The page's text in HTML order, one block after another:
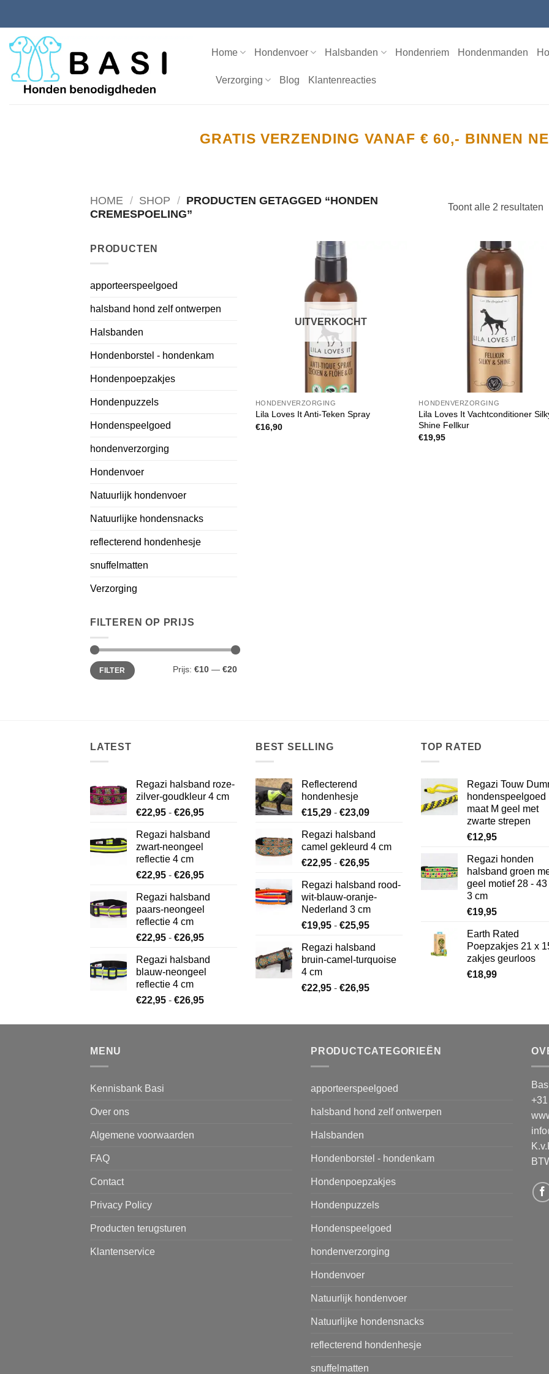
inhoud
Home
Hondenvoer Halsbanden Hondenriem Hondenmanden
Verzorging Blog Klantenreacties
GRATIS VERZENDING VANAF € 60,- BINNEN
HOME / SHOP / PRODUCTEN GETAGGED “HONDEN
CREMESPOELING”
Toont alle 2 resultaten
PRODUCTEN
apporteerspeelgoed
halsband hond zelf ontwerpen
Halsbanden
Hondenborstel - hondenkam
Hondenpoepzakjes
Hondenpuzzels
Hondenspeelgoed
hondenverzorging
Hondenvoer
Natuurlijk hondenvoer
Natuurlijke hondensnacks
reflecterend hondenhesje
snuffelmatten
Verzorging
FILTEREN OP PRIJS
Min.
prijs
Max.
prijsFILTER Prijs: €10 — €20
UITVERKOCHT
HONDENVERZORGING
Lila Loves It Anti-Teken Spray
€16,90
HONDENVERZORGING
Lila Loves It Vachtconditioner
Shine Fellkur
€19,95
LATEST
Regazi halsband roze-
zilver-goudkleur 4 cm
€22,95 - €26,95Prijsklasse:
tot
Regazi halsband
zwart-neongeel
reflectie 4 cm
€22,95 - €26,95Prijsklasse:
tot
€26,95
Regazi halsband
paars-neongeel
reflectie 4 cm
€22,95 - €26,95Prijsklasse:
tot
€26,95
Regazi halsband
blauw-neongeel
reflectie 4 cm
€22,95 - €26,95Prijsklasse:
tot
BEST SELLING
Reflecterend
hondenhesje
€15,29 - €23,09Prijsklasse:
tot
€23,09
Regazi halsband
camel gekleurd 4 cm
€22,95 - €26,95Prijsklasse:
tot
€26,95
Regazi halsband rood-
wit-blauw-oranje-
Nederland 3 cm
€19,95 - €25,95Prijsklasse:
tot
€25,95
Regazi halsband
bruin-camel-turquoise
4 cm
€22,95 - €26,95Prijsklasse:
€26,95
TOP RATED
Regazi Touw
hondenspeelgoed
maat M geel met
zwarte strepen
€12,95
Regazi honden
halsband groen
geel motief 28 - 43
3 cm
€19,95
Earth Rated
Poepzakjes 21 x
zakjes geurloos
€18,99
MENU
Kennisbank Basi
Over ons
Algemene voorwaarden
FAQ
Contact
Privacy Policy
Producten terugsturen
Klantenservice
PRODUCTCATEGORIEËN
apporteerspeelgoed
halsband hond zelf ontwerpen
Halsbanden
Hondenborstel - hondenkam
Hondenpoepzakjes
Hondenpuzzels
Hondenspeelgoed
hondenverzorging
Hondenvoer
Natuurlijk hondenvoer
Natuurlijke hondensnacks
reflecterend hondenhesje
snuffelmatten